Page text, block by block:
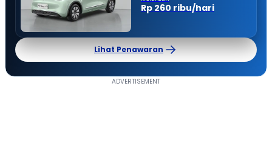
Rp 260 ribu/hari
Lihat Penawaran